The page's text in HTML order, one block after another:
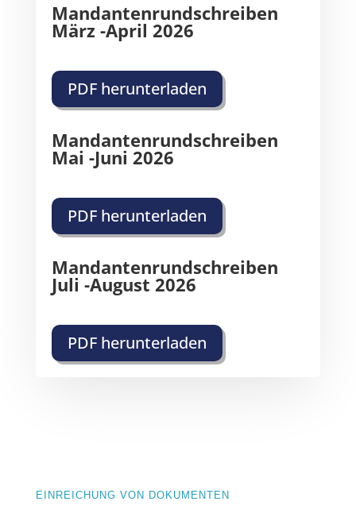
Mandantenrundschreiben
März -April 2026
PDF herunterladen
Mandantenrundschreiben
Mai -Juni 2026
PDF herunterladen
Mandantenrundschreiben
Juli -August 2026
PDF herunterladen
EINREICHUNG VON DOKUMENTEN